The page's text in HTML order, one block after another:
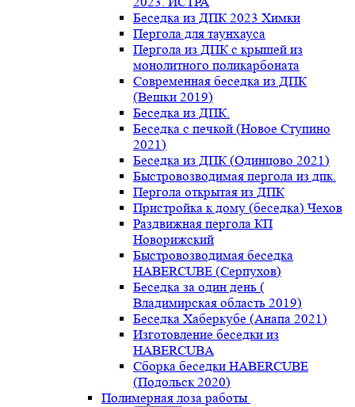
Беседка из ДПК 2023 Химки
Пергола для таунхауса
Пергола из ДПК с крышей из
монолитного поликарбоната
Современная беседка из ДПК
(Вешки 2019)
Беседка из ДПК.
Беседка с печкой (Новое Ступино
2021)
Беседка из ДПК (Одинцово 2021)
Быстровозводимая пергола из дпк.
Пергола открытая из ДПК
Пристройка к дому (беседка) Чехов
Раздвижная пергола КП
Новорижский
Быстровозводимая беседка
HABERCUBE (Серпухов)
Беседка за один день (
Владимирская область 2019)
Беседка Хаберкубе (Анапа 2021)
Изготовление беседки из
HABERCUBA
Сборка беседки HABERCUBE
(Подольск 2020)
Полимерная лоза работы